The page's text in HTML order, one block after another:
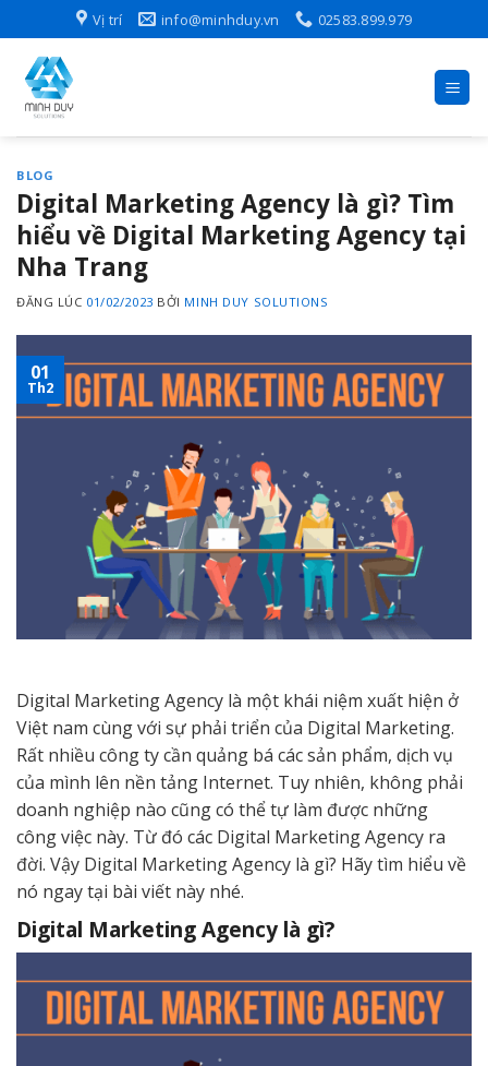
to
content
Vị trí info@minhduy.vn 02583.899.979
BLOG
Digital Marketing Agency là gì? Tìm
hiểu về Digital Marketing Agency tại
Nha Trang
ĐĂNG LÚC 01/02/2023 BỞI MINH DUY SOLUTIONS
01
Th2
Digital Marketing Agency là một khái niệm xuất hiện ở
Việt nam cùng với sự phải triển của Digital Marketing.
Rất nhiều công ty cần quảng bá các sản phẩm, dịch vụ
của mình lên nền tảng Internet. Tuy nhiên, không phải
doanh nghiệp nào cũng có thể tự làm được những
công việc này. Từ đó các Digital Marketing Agency ra
đời. Vậy Digital Marketing Agency là gì? Hãy tìm hiểu về
nó ngay tại bài viết này nhé.
Digital Marketing Agency là gì?